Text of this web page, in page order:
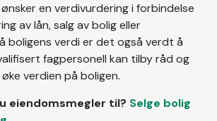
en verdivurdering i forbindelse
av lån, salg av bolig eller
boligens verdi er det også verdt å
fagpersonell kan tilby råd og
verdien på boligen.
eiendomsmegler til? Selge bolig